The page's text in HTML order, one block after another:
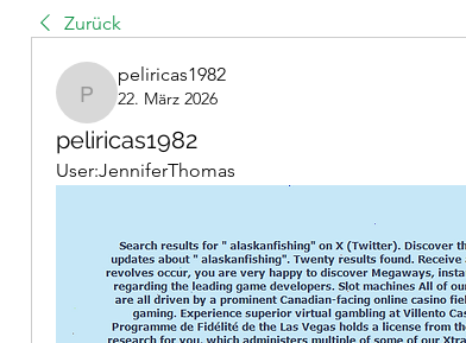
Zurück
peliricas1982
peliricas1982
22. März 2026
peliricas1982
User:JenniferThomas